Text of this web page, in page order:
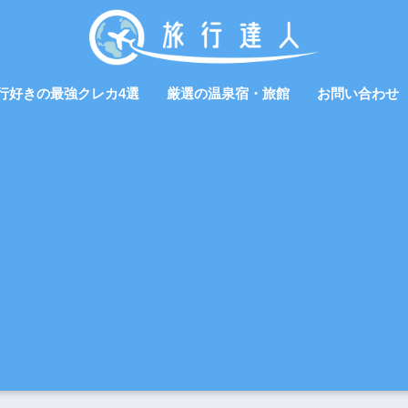
好きの最強クレカ4選 厳選の温泉宿・旅館 お問い合わせ